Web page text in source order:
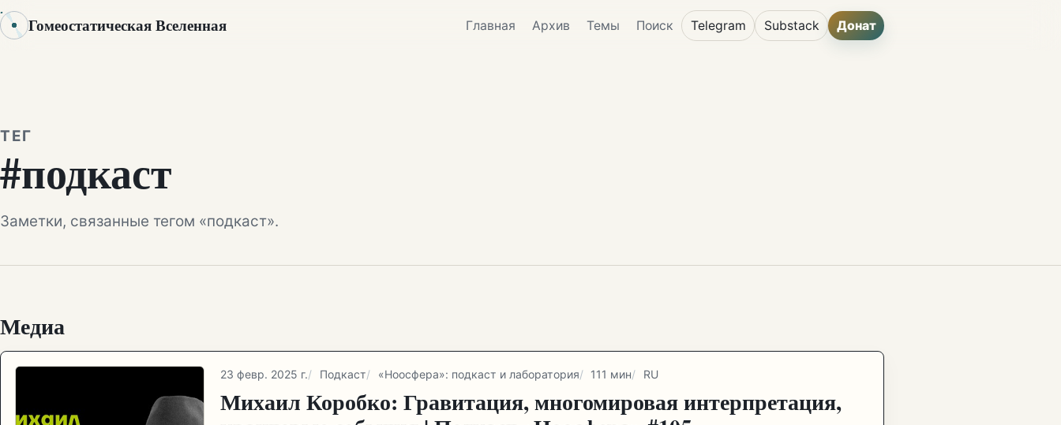
Гомеостатическая Вселенная Главная Архив Темы Поиск Telegram Substack Донат
ТЕГ
#подкаст
Заметки, связанные тегом «подкаст».
Медиа
23 февр. 2025 г. Подкаст «Ноосфера»: подкаст и лаборатория 111 мин RU
Михаил Коробко: Гравитация, многомировая интерпретация,